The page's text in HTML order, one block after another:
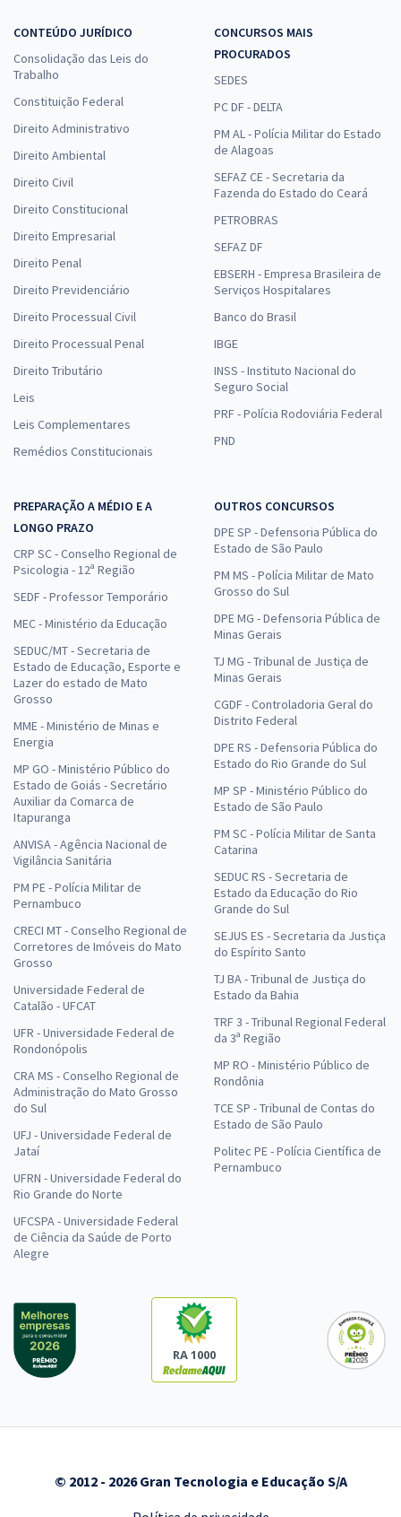
CONTEÚDO JURÍDICO
Consolidação das Leis do
Trabalho
Constituição Federal
Direito Administrativo
Direito Ambiental
Direito Civil
Direito Constitucional
Direito Empresarial
Direito Penal
Direito Previdenciário
Direito Processual Civil
Direito Processual Penal
Direito Tributário
Leis
Leis Complementares
Remédios Constitucionais
CONCURSOS MAIS
PROCURADOS
SEDES
PC DF - DELTA
PM AL - Polícia Militar do Estado
de Alagoas
SEFAZ CE - Secretaria da
Fazenda do Estado do Ceará
PETROBRAS
SEFAZ DF
EBSERH - Empresa Brasileira de
Serviços Hospitalares
Banco do Brasil
IBGE
INSS - Instituto Nacional do
Seguro Social
PRF - Polícia Rodoviária Federal
PND
PREPARAÇÃO A MÉDIO E A
LONGO PRAZO
CRP SC - Conselho Regional de
Psicologia - 12ª Região
SEDF - Professor Temporário
MEC - Ministério da Educação
SEDUC/MT - Secretaria de
Estado de Educação, Esporte e
Lazer do estado de Mato
Grosso
MME - Ministério de Minas e
Energia
MP GO - Ministério Público do
Estado de Goiás - Secretário
Auxiliar da Comarca de
Itapuranga
ANVISA - Agência Nacional de
Vigilância Sanitária
PM PE - Polícia Militar de
Pernambuco
CRECI MT - Conselho Regional de
Corretores de Imóveis do Mato
Grosso
Universidade Federal de
Catalão - UFCAT
UFR - Universidade Federal de
Rondonópolis
CRA MS - Conselho Regional de
Administração do Mato Grosso
do Sul
UFJ - Universidade Federal de
Jataí
UFRN - Universidade Federal do
Rio Grande do Norte
UFCSPA - Universidade Federal
de Ciência da Saúde de Porto
Alegre
OUTROS CONCURSOS
DPE SP - Defensoria Pública do
Estado de São Paulo
PM MS - Polícia Militar de Mato
Grosso do Sul
DPE MG - Defensoria Pública de
Minas Gerais
TJ MG - Tribunal de Justiça de
Minas Gerais
CGDF - Controladoria Geral do
Distrito Federal
DPE RS - Defensoria Pública do
Estado do Rio Grande do Sul
MP SP - Ministério Público do
Estado de São Paulo
PM SC - Polícia Militar de Santa
Catarina
SEDUC RS - Secretaria de
Estado da Educação do Rio
Grande do Sul
SEJUS ES - Secretaria da Justiça
do Espírito Santo
TJ BA - Tribunal de Justiça do
Estado da Bahia
TRF 3 - Tribunal Regional Federal
da 3ª Região
MP RO - Ministério Público de
Rondônia
TCE SP - Tribunal de Contas do
Estado de São Paulo
Politec PE - Polícia Científica de
Pernambuco
RA 1000
© 2012 - 2026 Gran Tecnologia e Educação S/A